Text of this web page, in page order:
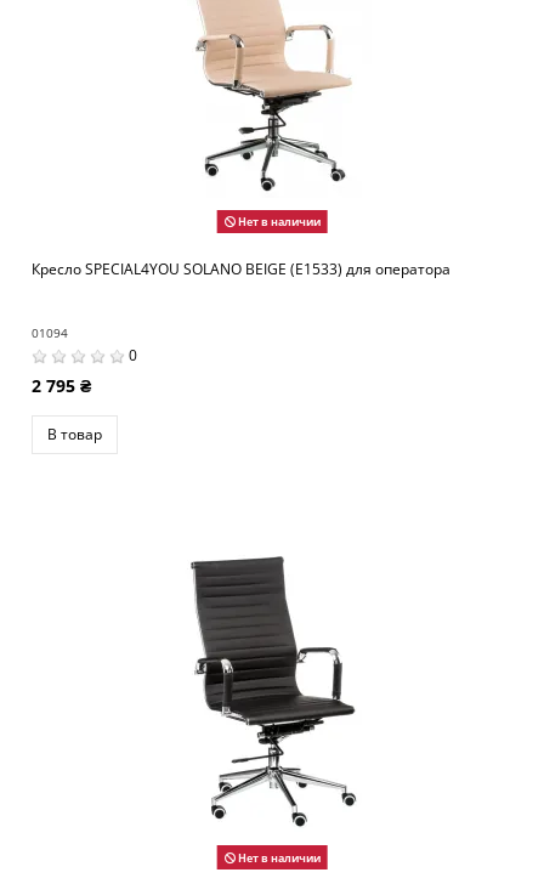
Нет в наличии
Кресло SPECIAL4YOU SOLANO BEIGE (E1533) для оператора
01094
0
2 795 ₴
В товар
Нет в наличии